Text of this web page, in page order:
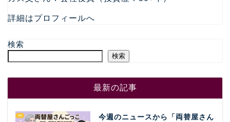
詳細はプロフィールへ
検索
検索
最新の記事
今週のニュースから「両替屋さん